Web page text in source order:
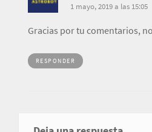
1 mayo, 2019 a las 15:05
Gracias por tu comentarios,
RESPONDER